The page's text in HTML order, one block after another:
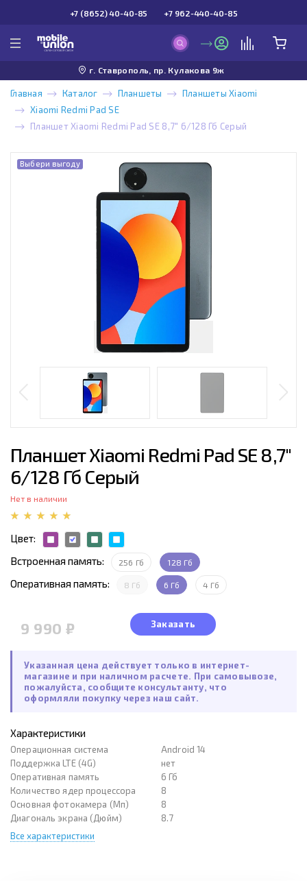
+7 (8652) 40-40-85 +7 962-440-40-85
г. Ставрополь, пр. Кулакова 9ж
Главная Каталог Планшеты
Планшеты Xiaomi
Xiaomi Redmi Pad SE
Планшет Xiaomi Redmi Pad SE 8,7" 6/128 Гб Серый
Выбери выгоду
Планшет Xiaomi Redmi Pad SE 8,7"
6/128 Гб Серый
Нет в наличии
Цвет:
Встроенная память:
256 Гб 128 Гб
Оперативная память: 8 Гб 6 Гб 4 Гб
9 990 ₽ Заказать
Указанная цена действует только в интернет-
магазине и при наличном расчете. При самовывозе,
пожалуйста, сообщите консультанту, что
оформляли покупку через наш сайт.
Характеристики
Операционная система
Android 14
Поддержка LTE (4G)
нет
Оперативная память
6 Гб
Количество ядер процессора
8
Основная фотокамера (Мп)
8
Диагональ экрана (Дюйм)
8.7
Все характеристики